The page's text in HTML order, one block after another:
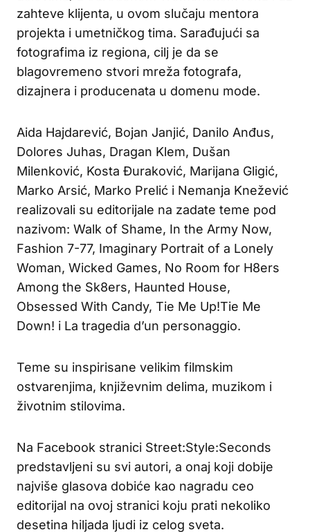
zahteve klijenta, u ovom slučaju mentora
projekta i umetničkog tima. Sarađujući sa
fotografima iz regiona, cilj je da se
blagovremeno stvori mreža fotografa,
dizajnera i producenata u domenu mode.
Aida Hajdarević, Bojan Janjić, Danilo Anđus,
Dolores Juhas, Dragan Klem, Dušan
Milenković, Kosta Đuraković, Marijana Gligić,
Marko Arsić, Marko Prelić i Nemanja Knežević
realizovali su editorijale na zadate teme pod
nazivom: Walk of Shame, In the Army Now,
Fashion 7-77, Imaginary Portrait of a Lonely
Woman, Wicked Games, No Room for H8ers
Among the Sk8ers, Haunted House,
Obsessed With Candy, Tie Me Up!Tie Me
Down! i La tragedia d’un personaggio.
Teme su inspirisane velikim filmskim
ostvarenjima, književnim delima, muzikom i
životnim stilovima.
Na Facebook stranici Street:Style:Seconds
predstavljeni su svi autori, a onaj koji dobije
najviše glasova dobiće kao nagradu ceo
editorijal na ovoj stranici koju prati nekoliko
desetina hiljada ljudi iz celog sveta.